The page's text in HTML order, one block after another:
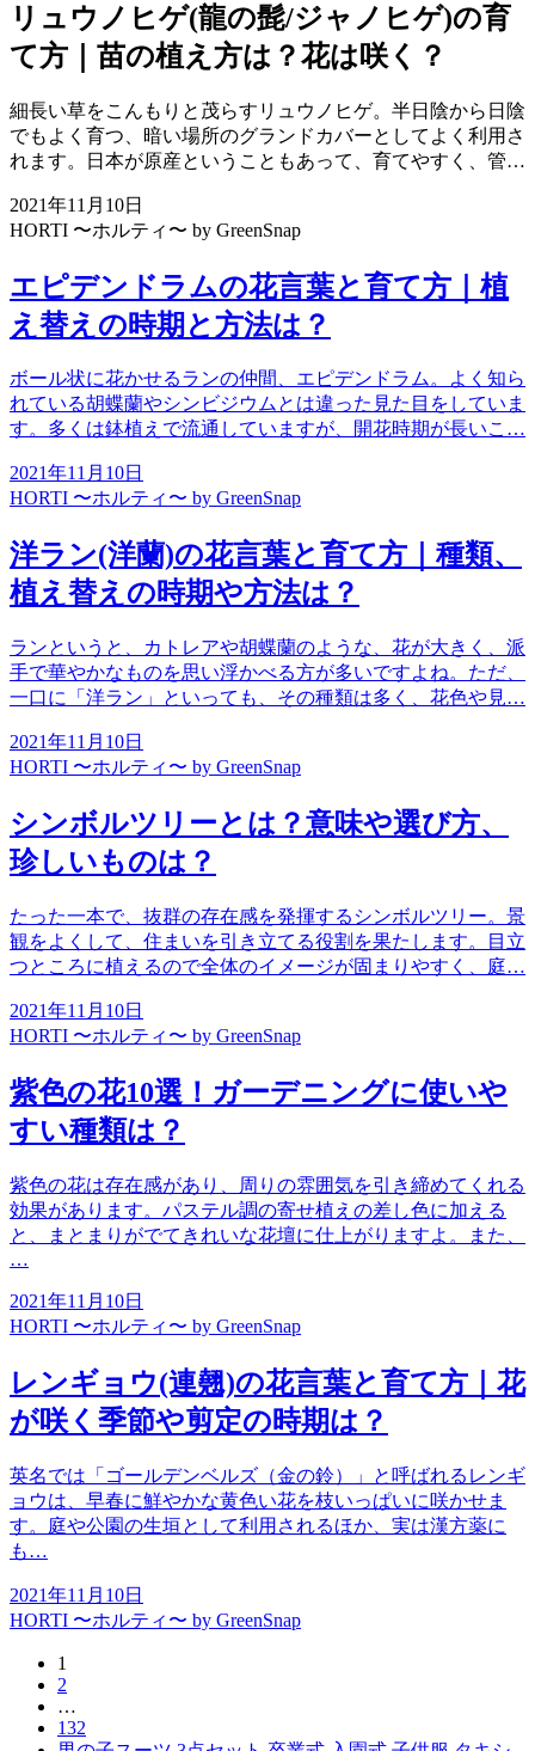
リュウノヒゲ(龍の髭/ジャノヒゲ)の育
て方｜苗の植え方は？花は咲く？
細長い草をこんもりと茂らすリュウノヒゲ。半日陰から日陰
でもよく育つ、暗い場所のグランドカバーとしてよく利用さ
れます。日本が原産ということもあって、育てやすく、管…
2021年11月10日
HORTI 〜ホルティ〜 by GreenSnap
エピデンドラムの花言葉と育て方｜植
え替えの時期と方法は？
ボール状に花かせるランの仲間、エピデンドラム。よく知ら
れている胡蝶蘭やシンビジウムとは違った見た目をしていま
す。多くは鉢植えで流通していますが、開花時期が長いこ…
2021年11月10日
HORTI 〜ホルティ〜 by GreenSnap
洋ラン(洋蘭)の花言葉と育て方｜種類、
植え替えの時期や方法は？
ランというと、カトレアや胡蝶蘭のような、花が大きく、派
手で華やかなものを思い浮かべる方が多いですよね。ただ、
一口に「洋ラン」といっても、その種類は多く、花色や見…
2021年11月10日
HORTI 〜ホルティ〜 by GreenSnap
シンボルツリーとは？意味や選び方、
珍しいものは？
たった一本で、抜群の存在感を発揮するシンボルツリー。景
観をよくして、住まいを引き立てる役割を果たします。目立
つところに植えるので全体のイメージが固まりやすく、庭…
2021年11月10日
HORTI 〜ホルティ〜 by GreenSnap
紫色の花10選！ガーデニングに使いや
すい種類は？
紫色の花は存在感があり、周りの雰囲気を引き締めてくれる
効果があります。パステル調の寄せ植えの差し色に加える
と、まとまりがでてきれいな花壇に仕上がりますよ。また、
…
2021年11月10日
HORTI 〜ホルティ〜 by GreenSnap
レンギョウ(連翹)の花言葉と育て方｜花
が咲く季節や剪定の時期は？
英名では「ゴールデンベルズ（金の鈴）」と呼ばれるレンギ
ョウは、早春に鮮やかな黄色い花を枝いっぱいに咲かせま
す。庭や公園の生垣として利用されるほか、実は漢方薬に
も…
2021年11月10日
HORTI 〜ホルティ〜 by GreenSnap
1
2
…
132